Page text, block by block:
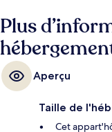
Plus
Aperçu
Taille de
Cet